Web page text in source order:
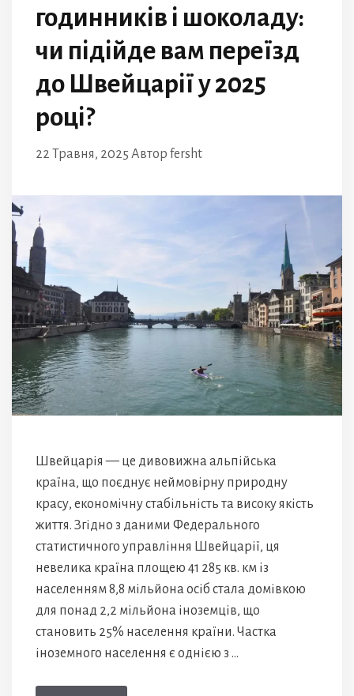
годинників і шоколаду:
чи підійде вам переїзд
до Швейцарії у 2025
році?
22 Травня, 2025 Автор fersht
Швейцарія — це дивовижна альпійська
країна, що поєднує неймовірну природну
красу, економічну стабільність та високу якість
життя. Згідно з даними Федерального
статистичного управління Швейцарії, ця
невелика країна площею 41 285 кв. км із
населенням 8,8 мільйона осіб стала домівкою
для понад 2,2 мільйона іноземців, що
становить 25% населення країни. Частка
іноземного населення є однією з …